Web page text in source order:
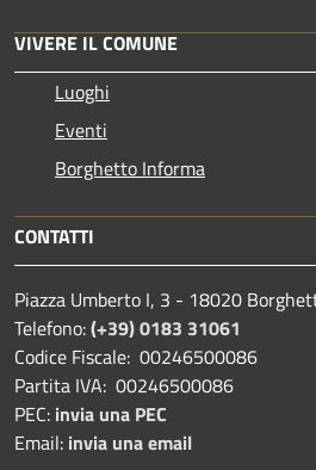
VIVERE IL COMUNE
Luoghi
Eventi
Borghetto Informa
CONTATTI
Piazza Umberto I, 3 - 18020
Telefono:(+39) 0183 31061
Codice Fiscale: 00246500086
Partita IVA: 00246500086
PEC: invia una PEC
Email: invia una email